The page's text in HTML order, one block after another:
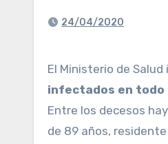
24/04/2020
El Ministerio de
infectados en todo
Entre los decesos
de 89 años,